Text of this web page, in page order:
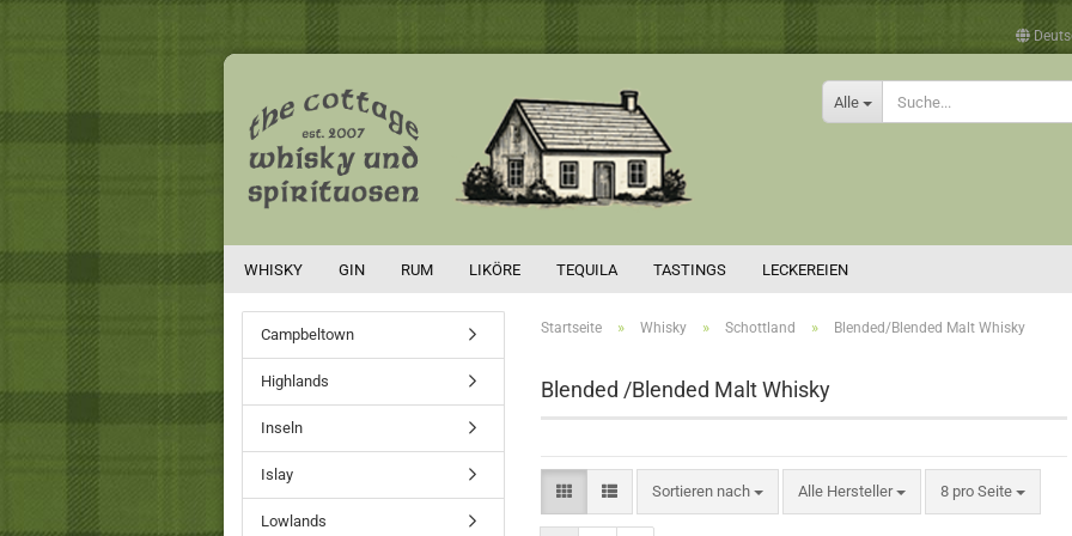
Alle
WHISKY GIN RUM LIKÖRE TEQUILA TASTINGS LECKEREIEN
Startseite » Whisky » Schottland » Blended/Blended Malt Whisky
Blended /Blended Malt Whisky
Sortieren nach
Sortieren nach Alle Hersteller 8 pro Seite
pro Seite
Campbeltown
Highlands
Inseln
Islay
Lowlands